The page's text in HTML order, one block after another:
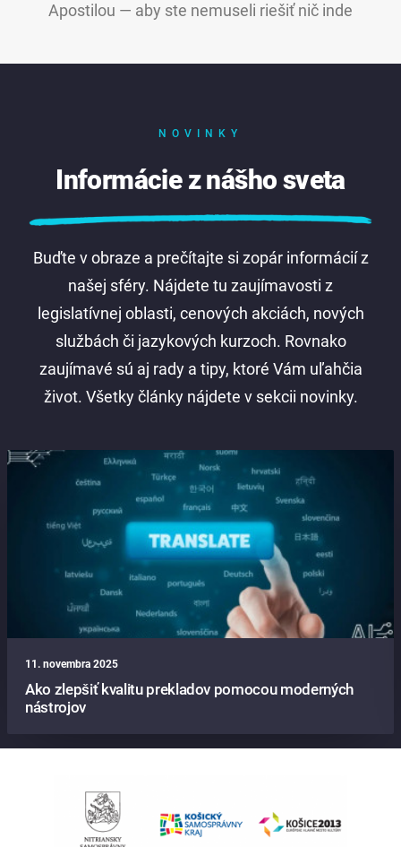
Apostilou — aby ste nemuseli riešiť nič inde
NOVINKY
Informácie z nášho sveta
Buďte v obraze a prečítajte si zopár informácií z
našej sféry. Nájdete tu zaujímavosti z
legislatívnej oblasti, cenových akciách, nových
službách či jazykových kurzoch. Rovnako
zaujímavé sú aj rady a tipy, ktoré Vám uľahčia
život. Všetky články nájdete v sekcii novinky.
11. novembra 2025
Ako zlepšiť kvalitu prekladov pomocou moderných
nástrojov